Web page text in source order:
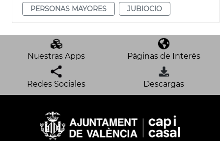
PERSONAS MAYORES
JUBIOCIO
Nuestras Apps Páginas de Interés
Redes Sociales Descargas